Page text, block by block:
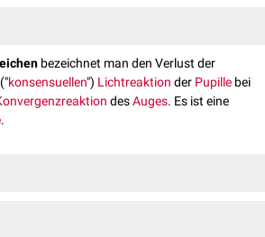
bezeichnet man den Verlust der
konsensuellen") Lichtreaktion der Pupille bei
desAuges. Es ist eine
.
zwischen dem